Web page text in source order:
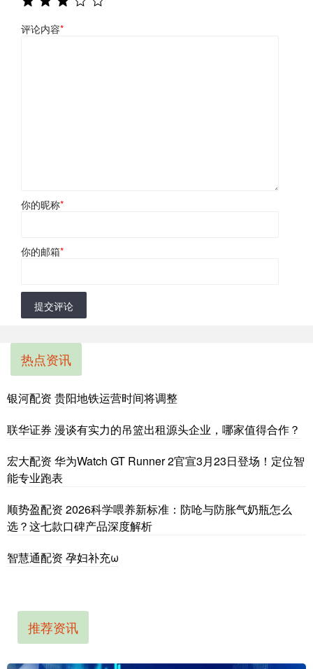
评论内容*
你的昵称*
你的邮箱*
提交评论
热点资讯
银河配资 贵阳地铁运营时间将调整
联华证券 漫谈有实力的吊篮出租源头企业，哪家值得合作？
宏大配资 华为Watch GT Runner 2官宣3月23日登场！定位智
能专业跑表
顺势盈配资 2026科学喂养新标准：防呛与防胀气奶瓶怎么
选？这七款口碑产品深度解析
智慧通配资 孕妇补充ω
推荐资讯